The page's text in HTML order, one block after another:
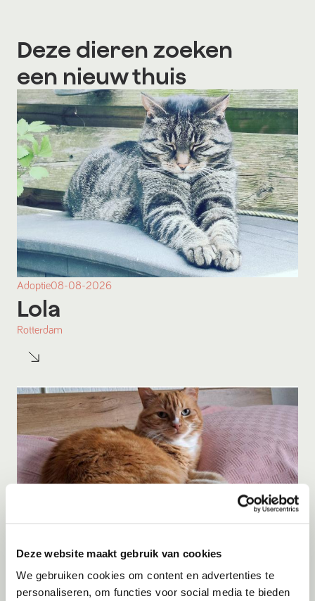
Deze website maakt gebruik van cookies
We gebruiken cookies om content en advertenties te
personaliseren, om functies voor social media te bieden
Deze dieren zoeken
een nieuw thuis
Adoptie08-08-2026
Lola
Rotterdam
Tijger